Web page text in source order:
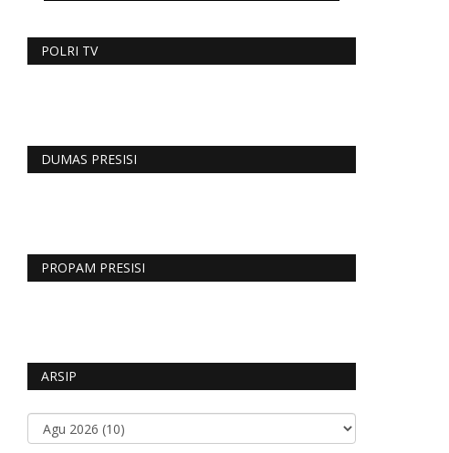
POLRI TV
DUMAS PRESISI
PROPAM PRESISI
ARSIP